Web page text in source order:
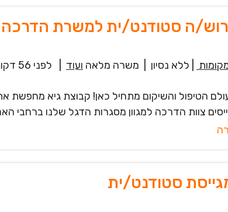
ה סטודנט/ית למשרת הדרכה
ללא נסיון משרה מלאה ועוד לפני 56 דקות
הטיפול והשיקום מתחיל כאן! קבוצת גיא מחפשת
צוות הדרכה למגוון מסגרות הדגל שלנו ברחבי
סטודנט/ית